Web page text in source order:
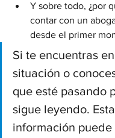
Y sobre todo, ¿por
contar con un
desde el primer
Si te encuentras
situación o
que esté pasando
sigue leyendo. Esta
información puede